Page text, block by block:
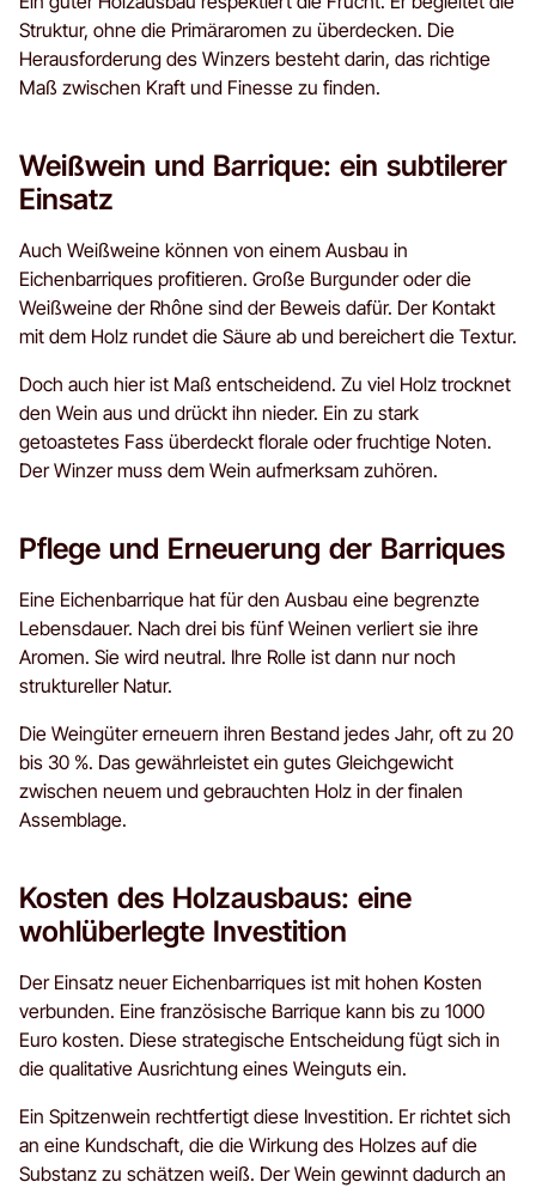
Struktur, ohne die Primäraromen zu überdecken. Die
Herausforderung des Winzers besteht darin, das richtige
Maß zwischen Kraft und Finesse zu finden.
Weißwein und Barrique: ein subtilerer
Einsatz
Auch Weißweine können von einem Ausbau in
Eichenbarriques profitieren. Große Burgunder oder die
Weißweine der Rhône sind der Beweis dafür. Der Kontakt
mit dem Holz rundet die Säure ab und bereichert die Textur.
Doch auch hier ist Maß entscheidend. Zu viel Holz trocknet
den Wein aus und drückt ihn nieder. Ein zu stark
getoastetes Fass überdeckt florale oder fruchtige Noten.
Der Winzer muss dem Wein aufmerksam zuhören.
Pflege und Erneuerung der Barriques
Eine Eichenbarrique hat für den Ausbau eine begrenzte
Lebensdauer. Nach drei bis fünf Weinen verliert sie ihre
Aromen. Sie wird neutral. Ihre Rolle ist dann nur noch
struktureller Natur.
Die Weingüter erneuern ihren Bestand jedes Jahr, oft zu 20
bis 30 %. Das gewährleistet ein gutes Gleichgewicht
zwischen neuem und gebrauchten Holz in der finalen
Assemblage.
Kosten des Holzausbaus: eine
wohlüberlegte Investition
Der Einsatz neuer Eichenbarriques ist mit hohen Kosten
verbunden. Eine französische Barrique kann bis zu 1000
Euro kosten. Diese strategische Entscheidung fügt sich in
die qualitative Ausrichtung eines Weinguts ein.
Ein Spitzenwein rechtfertigt diese Investition. Er richtet sich
an eine Kundschaft, die die Wirkung des Holzes auf die
Substanz zu schätzen weiß. Der Wein gewinnt dadurch an